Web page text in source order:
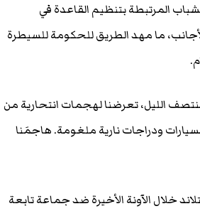
المرتبطة بتنظيم القاعدة في
ما مهد الطريق للحكومة للسيطرة
الليل، تعرضنا لهجمات انتحارية من
ودراجات نارية ملغومة. هاجمَنا
خلال الآونة الأخيرة ضد جماعة تابعة